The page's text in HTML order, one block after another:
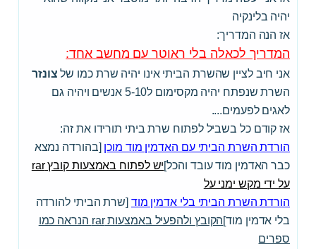
יהיה בלינקיה
אז הנה המדריך:
המדריך לכאלה בלי ראוטר עם מחשב אחד:
אני חיב לציין שהשרת הביתי אינו יהיה שרת כמו של צונזר
השרת שנפתח יהיה מקסימום ל5-10 אנשים ויהיה גם
לאגים לפעמים....
אז קודם כל בשביל לפתוח שרת ביתי תורידו את זה:
הורדת השרת הביתי עם האדמין מוד מוכן [בהורדה נמצא
כבר האדמין מוד עובד והכל]
יש לפתוח באמצעות קובץ rar
על ידי מקש ימני על
הורדת השרת הביתי בלי אדמין מוד [שרת הביתי להורדה
בלי אדמין מוד]
הקובץ ולהפעיל באמצעות rar הנראה כמו
ספרים